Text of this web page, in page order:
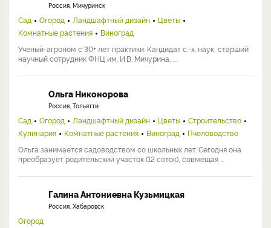
Россия, Мичуринск
Сад Огород Ландшафтный дизайн
Цветы
Комнатные растения
Виноград
Ученый-агроном с 30+ лет практики. Кандидат с.-х. наук, старший
научный сотрудник ФНЦ им. И.В. Мичурина, ...
Ольга Никонорова
Россия, Тольятти
Сад Огород Ландшафтный дизайн Цветы
Строительство
Кулинария
Комнатные растения Виноград
Пчеловодство
Ольга занимается садоводством со школьных лет. Сегодня она
преобразует родительский участок (12 соток), совмещая ...
Галина Антониевна Кузьмицкая
Россия, Хабаровск
Огород